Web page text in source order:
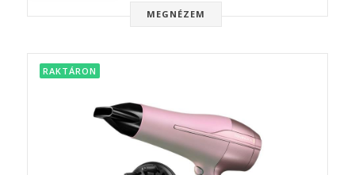
MEGNÉZEM
RAKTÁRON